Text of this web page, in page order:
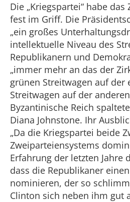
Die „Kriegspartei“ habe
fest im Griff. Die
„ein großes
intellektuelle Niveau des
Republikanern und
„immer mehr an das der
grünen Streitwagen auf der
Streitwagen auf der
Byzantinische Reich
Diana Johnstone. Ihr
„Da die Kriegspartei beide
Zweiparteiensystems
Erfahrung der letzten Jahre
dass die Republikaner
nominieren, der so
Clinton sich neben ihm gut